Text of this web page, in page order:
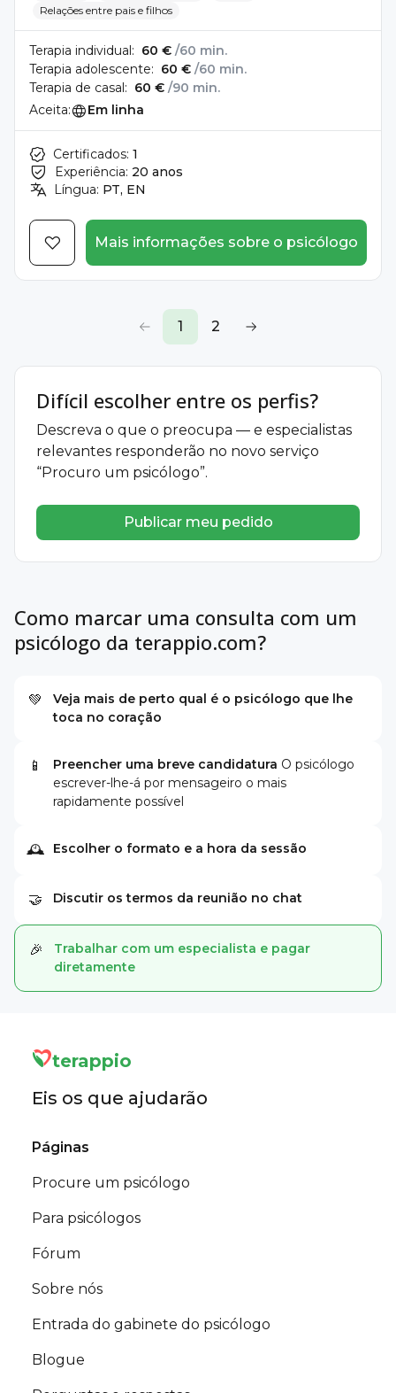
Relações entre pais e filhos
Terapia individual: 60 € /60 min.
Terapia adolescente: 60 € /60 min.
Terapia de casal: 60 € /90 min.
Aceita:
Em linha
Certificados: 1
Experiência: 20 anos
Língua: PT, EN
Mais informações sobre o psicólogo
1 2
Difícil escolher entre os perfis?
Descreva o que o preocupa — e especialistas
relevantes responderão no novo serviço
“Procuro um psicólogo”.
Publicar meu pedido
Como marcar uma consulta com um
psicólogo da terappio.com?
💚
Veja mais de perto qual é o psicólogo que lhe
toca no coração
📱 Preencher uma breve candidatura O psicólogo
escrever-lhe-á por mensageiro o mais
rapidamente possível
🕰 Escolher o formato e a hora da sessão
🤝 Discutir os termos da reunião no chat
🎉
Trabalhar com um especialista e pagar
diretamente
terappio
Eis os que ajudarão
Páginas
Procure um psicólogo
Para psicólogos
Fórum
Sobre nós
Entrada do gabinete do psicólogo
Blogue